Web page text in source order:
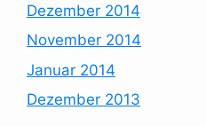
Dezember 2014
November 2014
Januar 2014
Dezember 2013